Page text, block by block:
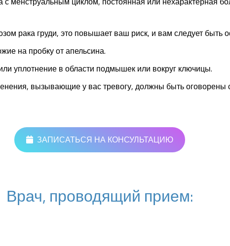
рака груди, это повышает ваш риск, и вам следует быть
на пробку от апельсина.
уплотнение в области подмышек или вокруг ключицы.
вызывающие у вас тревогу, должны быть оговорены
ЗАПИСАТЬСЯ НА КОНСУЛЬТАЦИЮ
Врач, проводящий прием: